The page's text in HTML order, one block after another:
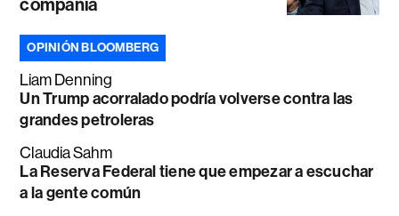
compañía
OPINIÓN BLOOMBERG
Liam Denning
Un Trump acorralado podría volverse contra las
grandes petroleras
Claudia Sahm
La Reserva Federal tiene que empezar a escuchar
a la gente común